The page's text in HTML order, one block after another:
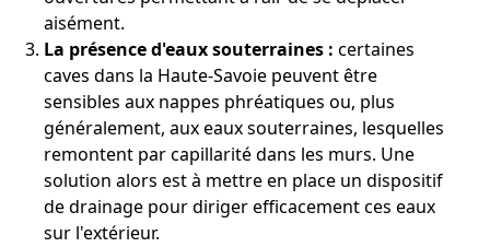
aisément.
La présence d'eaux souterraines : certaines
caves dans la Haute-Savoie peuvent être
sensibles aux nappes phréatiques ou, plus
généralement, aux eaux souterraines, lesquelles
remontent par capillarité dans les murs. Une
solution alors est à mettre en place un dispositif
de drainage pour diriger efficacement ces eaux
sur l'extérieur.